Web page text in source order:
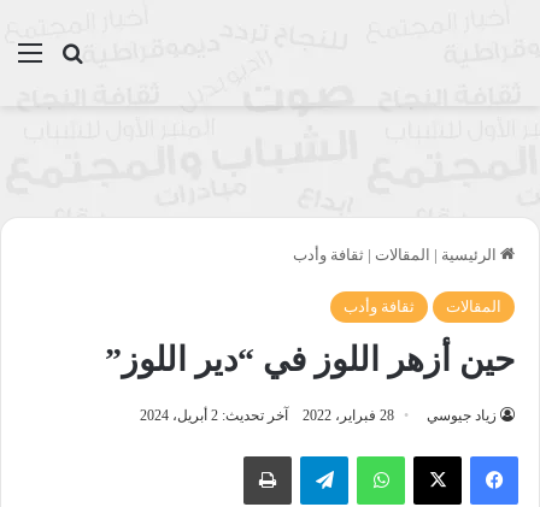
بحث
الرئيسية | المقالات | ثقافة وأدب
المقالات ثقافة وأدب
حين أزهر اللوز في “دير اللوز”
زياد جيوسي 28 فبراير، 2022 آخر تحديث: 2 أبريل، 2024
واتساب تيلقرام طباعة